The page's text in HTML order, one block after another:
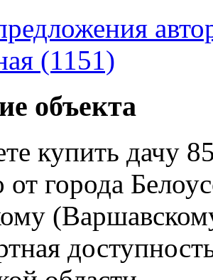
(1151)
объекта
купить дачу
от города